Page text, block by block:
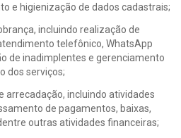
e higienização de dados cadastrais;
incluindo realização de
telefônico, WhatsApp
de inadimplentes e gerenciamento
dos serviços;
arrecadação, incluindo atividades
de pagamentos, baixas,
outras atividades financeiras;